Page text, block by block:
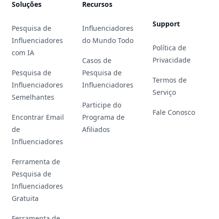
Soluções
Pesquisa de
Influenciadores
com IA
Pesquisa de
Influenciadores
Semelhantes
Encontrar Email
de
Influenciadores
Ferramenta de
Pesquisa de
Influenciadores
Gratuita
Recursos
Influenciadores
do Mundo Todo
Casos de
Pesquisa de
Influenciadores
Participe do
Programa de
Afiliados
Support
Política de
Privacidade
Termos de
Serviço
Fale Conosco